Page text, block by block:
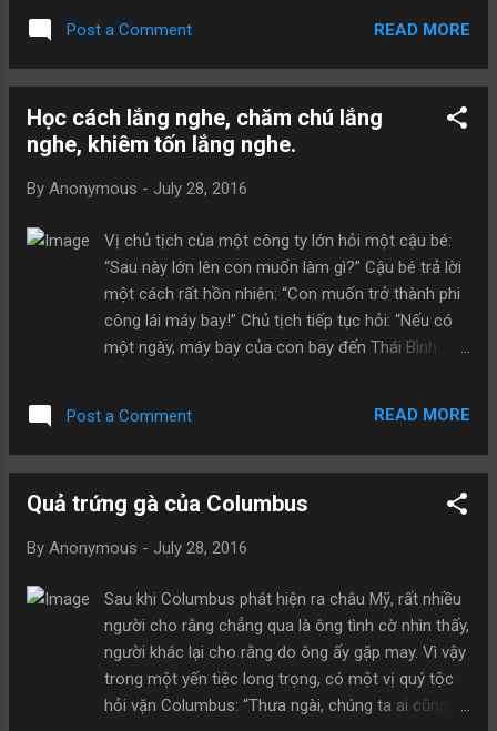
ông ta. Vị Thần nói: “Được rồi! Chúng ta phải đi
thôi!” Người đàn ông hốt hoảng nói: “Nhanh thế
để thực hiện”. Vị Thần nói: “Ta thật sự xin lỗi!
Nhưng mà không có thời gian nữa rồi!” Người đàn
vậy?” Vị Thần trả lời: “Đều là đồ đạc của ngươi
con sao? Ý ngài nói đồ đạc của con là tiền, quần
áo…?” Vị Thần trả lời: “Những thứ đó từ trước đến
nay đều không thuộc về ngươi, mà chúng thuộc
về thế giới!” Người đàn ông hỏi: “Vậy đó là
những ký ức của con sao?” Vị Thần nói: “K...
Post a Comment READ MORE
Học cách lắng nghe, chăm chú lắng
nghe, khiêm tốn lắng nghe.
By Anonymous - July 28, 2016
Vị chủ tịch của một công ty lớn hỏi một cậu bé:
“Sau này lớn lên con muốn làm gì?” Cậu bé trả lời
một cách rất hồn nhiên: “Con muốn trở thành phi
công lái máy bay!” Chủ tịch tiếp tục hỏi: “Nếu có
một ngày, máy bay của con bay đến Thái Bình
tiên con sẽ thông báo cho mọi người thắt dây an
toàn, sau đó con sẽ nhảy dù ra ngoài”. Câu trả lời
đến vỡ cả bụng. Vị chủ tịch vẫn tiếp tục chăm chú
minh hay không, bất chợt ông nhìn thấy hai dòng
nước mắt rưng rưng trên má của cậu bé. Ngay
sau đó, vị chủ tịch liền hỏi cậu bé: “Tại sao con lại
làm như vậy?”. Cậu bé trả lời rất thành thật: “Con
phải đi lấy nhiên liệu, rồi con sẽ quay trở lại!”.
Không nên chỉ nghe một nửa, cũng không nên lấy
cách nghĩ của mình để luận giải lời người khác nói.
Post a Comment READ MORE
Quả trứng gà của Columbus
By Anonymous - July 28, 2016
Sau khi Columbus phát hiện ra châu Mỹ, rất nhiều
người cho rằng chẳng qua là ông tình cờ nhìn thấy,
người khác lại cho rằng do ông ấy gặp may. Vì vậy
trong một yến tiệc long trọng, có một vị quý tộc
hỏi vặn Columbus: “Thưa ngài, chúng ta ai cũng